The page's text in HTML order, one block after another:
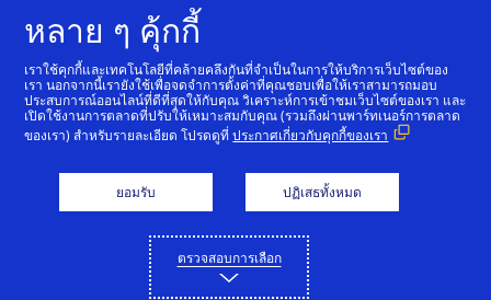
หลาย ๆ คุ้กกี้
เราใช้คุกกี้และเทคโนโลยีที่คล้ายคลึงกันที่จำเป็นในการให้บริการเว็บไซต์ของ
เรา นอกจากนี้เรายังใช้เพื่อจดจำการตั้งค่าที่คุณชอบเพื่อให้เราสามารถมอบ
ประสบการณ์ออนไลน์ที่ดีที่สุดให้กับคุณ วิเคราะห์การเข้าชมเว็บไซต์ของเรา และ
เปิดใช้งานการตลาดที่ปรับให้เหมาะสมกับคุณ (รวมถึงผ่านพาร์ทเนอร์การตลาด
ของเรา) สำหรับรายละเอียด โปรดดูที่ประกาศเกี่ยวกับคุกกี้ของเรา
ยอมรับ ปฏิเสธทั้งหมด
ตรวจสอบการเลือก